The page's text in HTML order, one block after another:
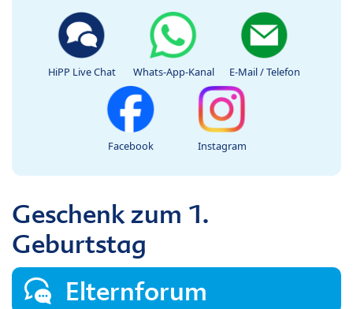
HiPP Live Chat Whats-App-Kanal E-Mail / Telefon
Facebook Instagram
Geschenk zum 1.
Geburtstag
Elternforum